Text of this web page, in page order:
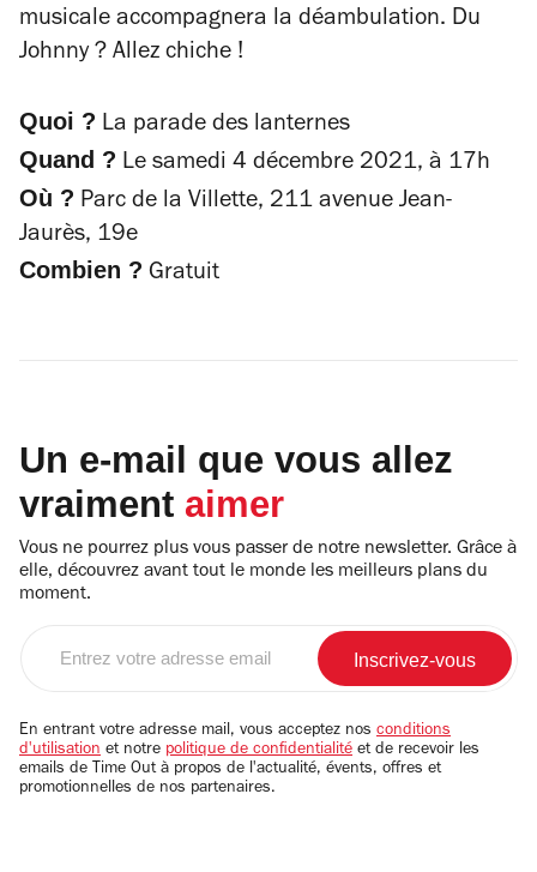
musicale accompagnera la déambulation. Du
Johnny ? Allez chiche !
Quoi ? La parade des lanternes
Quand ? Le samedi 4 décembre 2021, à 17h
Où ? Parc de la Villette, 211 avenue Jean-
Jaurès, 19e
Combien ? Gratuit
Un e-mail que vous allez
vraiment aimer
Vous ne pourrez plus vous passer de notre newsletter. Grâce à
elle, découvrez avant tout le monde les meilleurs plans du
moment.
email
En entrant votre adresse mail, vous acceptez nos conditions
d'utilisation et notre politique de confidentialité et de recevoir les
emails de Time Out à propos de l'actualité, évents, offres et
promotionnelles de nos partenaires.